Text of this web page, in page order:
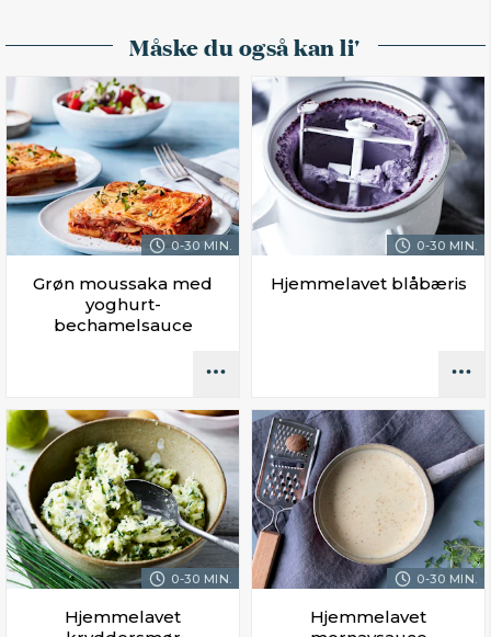
Måske du også kan li'
0-30 MIN.
Grøn moussaka med
yoghurt-
bechamelsauce
0-30 MIN.
Hjemmelavet blåbæris
0-30 MIN.
Hjemmelavet
0-30 MIN.
Hjemmelavet